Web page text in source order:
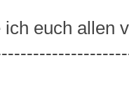
euch allen